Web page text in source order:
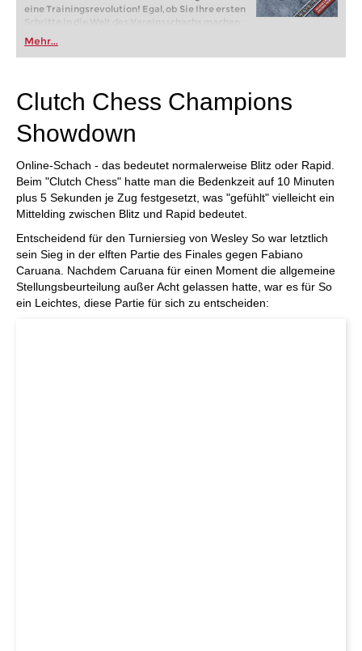
eine Trainingsrevolution! Egal, ob Sie Ihre ersten
Schritte in die Welt des Vereinsschachs machen
oder bereits auf Turnierniveau spielen: Mit
FRITZ trainieren Sie effizienter, intelligenter und
individueller als je zuvor.
Mehr...
Clutch Chess Champions
Showdown
Online-Schach - das bedeutet normalerweise Blitz oder Rapid.
Beim "Clutch Chess" hatte man die Bedenkzeit auf 10 Minuten
plus 5 Sekunden je Zug festgesetzt, was "gefühlt" vielleicht ein
Mittelding zwischen Blitz und Rapid bedeutet.
Entscheidend für den Turniersieg von Wesley So war letztlich
sein Sieg in der elften Partie des Finales gegen Fabiano
Caruana. Nachdem Caruana für einen Moment die allgemeine
Stellungsbeurteilung außer Acht gelassen hatte, war es für So
ein Leichtes, diese Partie für sich zu entscheiden: